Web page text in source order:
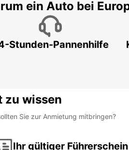
ein Auto bei
Stunden-Pannenhilfe
zu wissen
Sie zur Anmietung mitbringen?
Ihr gültiger Führerschein